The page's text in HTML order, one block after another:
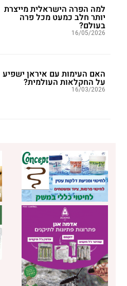
למה הפרה הישראלית מייצרת
יותר חלב כמעט מכל פרה
בעולם?
16/05/2026
האם העימות עם איראן ישפיע
על החקלאות העולמית?
16/03/2026